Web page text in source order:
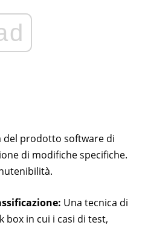
del prodotto software di
di modifiche specifiche.
Una tecnica di
box in cui i casi di test,